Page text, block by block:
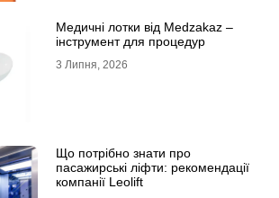
Медичні лотки від Medzakaz –
інструмент для процедур
3 Липня, 2026
Що потрібно знати про
пасажирські ліфти: рекомендації
компанії Leolift